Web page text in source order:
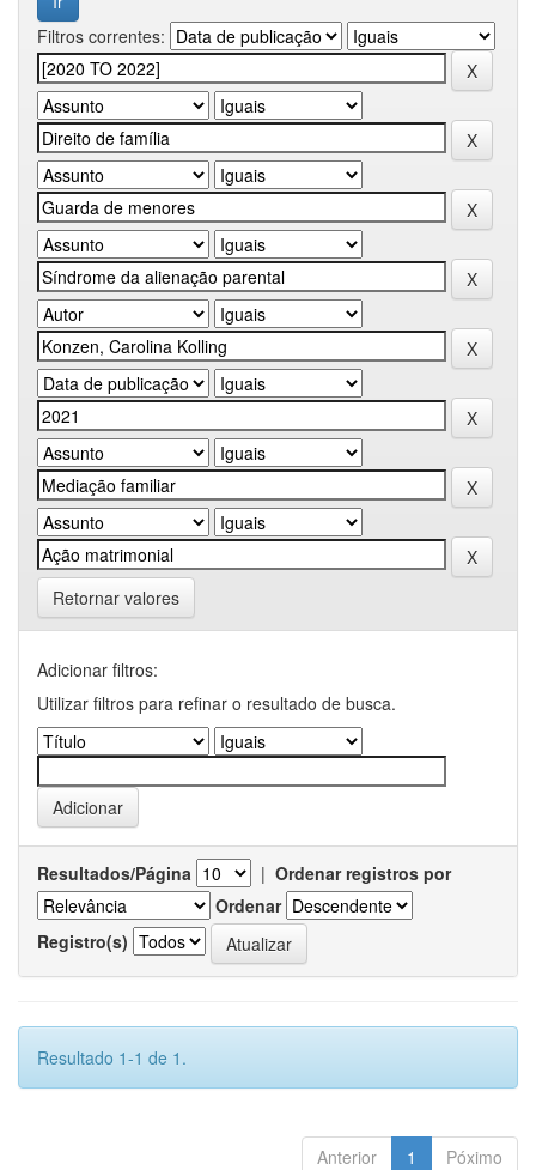
Filtros correntes:
Retornar valores
Adicionar filtros:
Utilizar filtros para refinar o resultado de busca.
Resultados/Página | Ordenar registros por
Ordenar
Registro(s)
Resultado 1-1 de 1.
Anterior 1 Póximo